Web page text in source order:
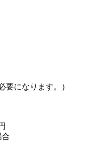
になります。）
合